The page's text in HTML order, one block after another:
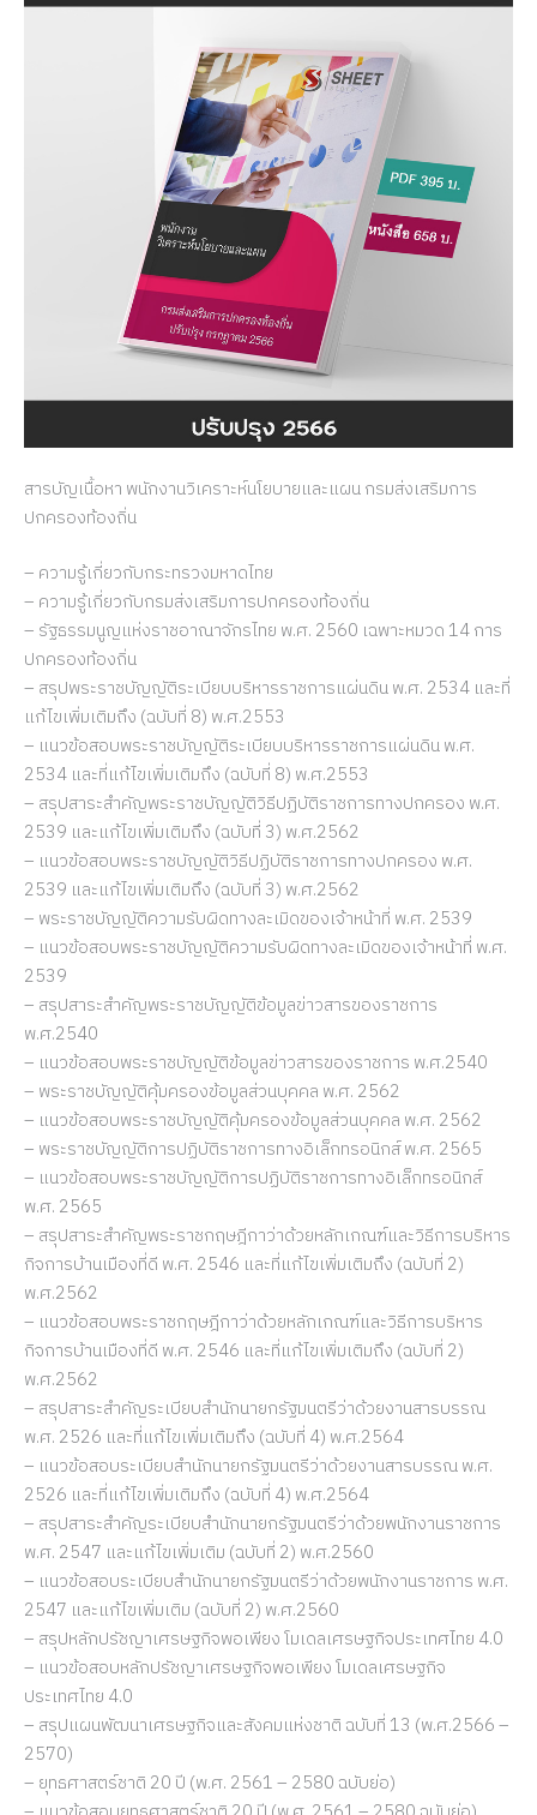
สารบัญเนื้อหา พนักงานวิเคราะห์นโยบายและแผน กรมส่งเสริมการ
ปกครองท้องถิ่น
– ความรู้เกี่ยวกับกระทรวงมหาดไทย
– ความรู้เกี่ยวกับกรมส่งเสริมการปกครองท้องถิ่น
– รัฐธรรมนูญแห่งราชอาณาจักรไทย พ.ศ. 2560 เฉพาะหมวด 14 การ
ปกครองท้องถิ่น
– สรุปพระราชบัญญัติระเบียบบริหารราชการแผ่นดิน พ.ศ. 2534 และที่
แก้ไขเพิ่มเติมถึง (ฉบับที่ 8) พ.ศ.2553
– แนวข้อสอบพระราชบัญญัติระเบียบบริหารราชการแผ่นดิน พ.ศ.
2534 และที่แก้ไขเพิ่มเติมถึง (ฉบับที่ 8) พ.ศ.2553
– สรุปสาระสำคัญพระราชบัญญัติวิธีปฏิบัติราชการทางปกครอง พ.ศ.
2539 และแก้ไขเพิ่มเติมถึง (ฉบับที่ 3) พ.ศ.2562
– แนวข้อสอบพระราชบัญญัติวิธีปฏิบัติราชการทางปกครอง พ.ศ.
2539 และแก้ไขเพิ่มเติมถึง (ฉบับที่ 3) พ.ศ.2562
– พระราชบัญญัติความรับผิดทางละเมิดของเจ้าหน้าที่ พ.ศ. 2539
– แนวข้อสอบพระราชบัญญัติความรับผิดทางละเมิดของเจ้าหน้าที่ พ.ศ.
2539
– สรุปสาระสำคัญพระราชบัญญัติข้อมูลข่าวสารของราชการ
พ.ศ.2540
– แนวข้อสอบพระราชบัญญัติข้อมูลข่าวสารของราชการ พ.ศ.2540
– พระราชบัญญัติคุ้มครองข้อมูลส่วนบุคคล พ.ศ. 2562
– แนวข้อสอบพระราชบัญญัติคุ้มครองข้อมูลส่วนบุคคล พ.ศ. 2562
– พระราชบัญญัติการปฏิบัติราชการทางอิเล็กทรอนิกส์ พ.ศ. 2565
– แนวข้อสอบพระราชบัญญัติการปฏิบัติราชการทางอิเล็กทรอนิกส์
พ.ศ. 2565
– สรุปสาระสำคัญพระราชกฤษฎีกาว่าด้วยหลักเกณฑ์และวิธีการบริหาร
กิจการบ้านเมืองที่ดี พ.ศ. 2546 และที่แก้ไขเพิ่มเติมถึง (ฉบับที่ 2)
พ.ศ.2562
– แนวข้อสอบพระราชกฤษฎีกาว่าด้วยหลักเกณฑ์และวิธีการบริหาร
กิจการบ้านเมืองที่ดี พ.ศ. 2546 และที่แก้ไขเพิ่มเติมถึง (ฉบับที่ 2)
พ.ศ.2562
– สรุปสาระสำคัญระเบียบสำนักนายกรัฐมนตรีว่าด้วยงานสารบรรณ
พ.ศ. 2526 และที่แก้ไขเพิ่มเติมถึง (ฉบับที่ 4) พ.ศ.2564
– แนวข้อสอบระเบียบสำนักนายกรัฐมนตรีว่าด้วยงานสารบรรณ พ.ศ.
2526 และที่แก้ไขเพิ่มเติมถึง (ฉบับที่ 4) พ.ศ.2564
– สรุปสาระสำคัญระเบียบสำนักนายกรัฐมนตรีว่าด้วยพนักงานราชการ
พ.ศ. 2547 และแก้ไขเพิ่มเติม (ฉบับที่ 2) พ.ศ.2560
– แนวข้อสอบระเบียบสำนักนายกรัฐมนตรีว่าด้วยพนักงานราชการ พ.ศ.
2547 และแก้ไขเพิ่มเติม (ฉบับที่ 2) พ.ศ.2560
– สรุปหลักปรัชญาเศรษฐกิจพอเพียง โมเดลเศรษฐกิจประเทศไทย 4.0
– แนวข้อสอบหลักปรัชญาเศรษฐกิจพอเพียง โมเดลเศรษฐกิจ
ประเทศไทย 4.0
– สรุปแผนพัฒนาเศรษฐกิจและสังคมแห่งชาติ ฉบับที่ 13 (พ.ศ.2566 –
2570)
– ยุทธศาสตร์ชาติ 20 ปี (พ.ศ. 2561 – 2580 ฉบับย่อ)